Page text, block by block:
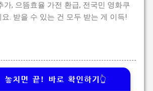
가, 으뜸효율 가전 환급, 전국민 영화쿠
. 받을 수 있는 건 모두 받는 게 이득!
놓치면 끝! 바로 확인하기👆